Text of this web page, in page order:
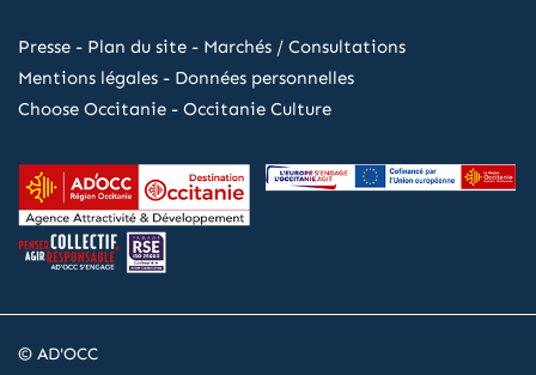
Presse - Plan du site - Marchés / Consultations
Mentions légales - Données personnelles
Choose Occitanie - Occitanie Culture
© AD'OCC